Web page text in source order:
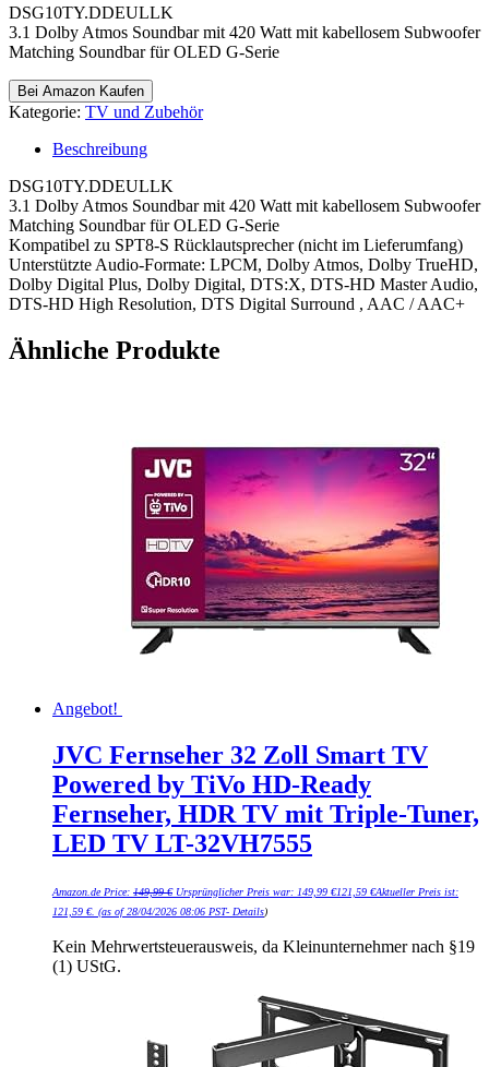
DSG10TY.DDEULLK
3.1 Dolby Atmos Soundbar mit 420 Watt mit kabellosem Subwoofer
Matching Soundbar für OLED G-Serie
Bei Amazon Kaufen
Kategorie: TV und Zubehör
Beschreibung
DSG10TY.DDEULLK
3.1 Dolby Atmos Soundbar mit 420 Watt mit kabellosem Subwoofer
Matching Soundbar für OLED G-Serie
Kompatibel zu SPT8-S Rücklautsprecher (nicht im Lieferumfang)
Unterstützte Audio-Formate: LPCM, Dolby Atmos, Dolby TrueHD,
Dolby Digital Plus, Dolby Digital, DTS:X, DTS-HD Master Audio,
DTS-HD High Resolution, DTS Digital Surround , AAC / AAC+
Ähnliche Produkte
Angebot!
JVC Fernseher 32 Zoll Smart TV
Powered by TiVo HD-Ready
Fernseher, HDR TV mit Triple-Tuner,
LED TV LT-32VH7555
Amazon.de Price: 149,99€ Ursprünglicher Preis war: 149,99 €121,59 €Aktueller Preis ist:
121,59 €. (as of 28/04/2026 08:06 PST- Details)
Kein Mehrwertsteuerausweis, da Kleinunternehmer nach §19
(1) UStG.